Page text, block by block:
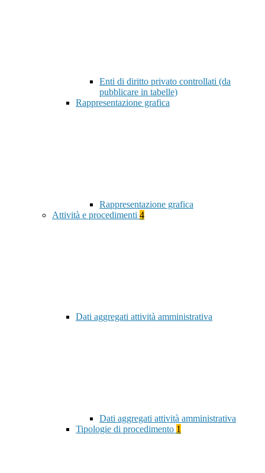
Enti di diritto privato controllati (da
pubblicare in tabelle)
Rappresentazione grafica
Rappresentazione grafica
Attività e procedimenti 4
Dati aggregati attività amministrativa
Dati aggregati attività amministrativa
Tipologie di procedimento 1